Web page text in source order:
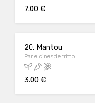
7.00 €
20. Mantou
Pane cinesde fritto
3.00 €